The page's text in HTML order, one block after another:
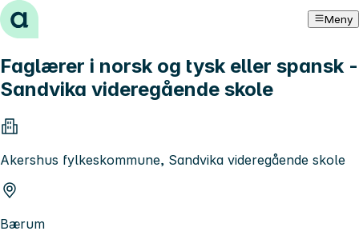
Hopp til innhold Meny
Faglærer i norsk og tysk eller spansk -
Sandvika videregående skole
Akershus fylkeskommune, Sandvika videregående skole
Bærum